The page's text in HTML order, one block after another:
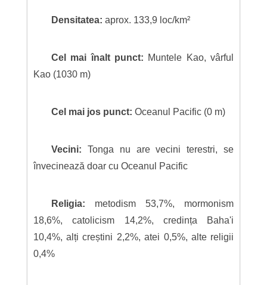
Densitatea: aprox. 133,9 loc/km²
Cel mai înalt punct: Muntele Kao, vârful
Kao (1030 m)
Cel mai jos punct: Oceanul Pacific (0 m)
Vecini: Tonga nu are vecini terestri, se
învecinează doar cu Oceanul Pacific
Religia: metodism 53,7%, mormonism
18,6%, catolicism 14,2%, credința Baha'i
10,4%, alți creștini 2,2%, atei 0,5%, alte religii
0,4%